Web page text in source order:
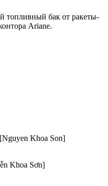
топливный бак от ракеты-
Ariane.
Khoa Son]
Khoa Sơn]